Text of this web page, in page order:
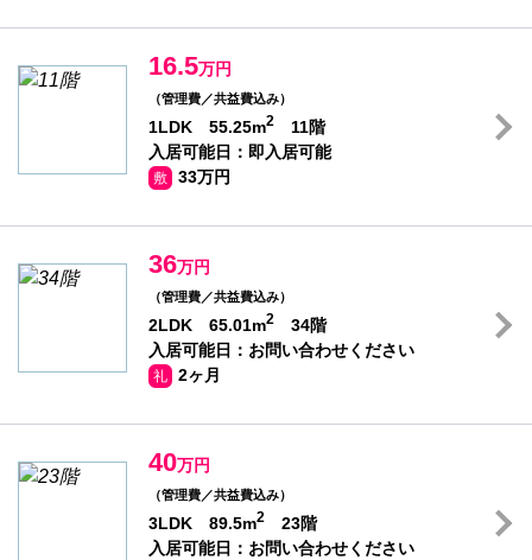
16.5万円
（管理費／共益費込み）
1LDK 55.25m2
11階
入居可能日：即入居可能
敷 33万円
36万円
（管理費／共益費込み）
2LDK 65.01m2
34階
入居可能日：お問い合わせください
礼 2ヶ月
40万円
（管理費／共益費込み）
3LDK 89.5m2
23階
入居可能日：お問い合わせください